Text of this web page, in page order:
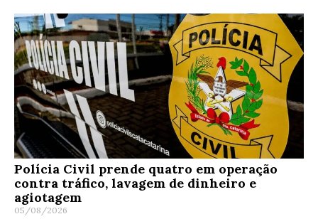
Polícia Civil prende quatro em operação
contra tráfico, lavagem de dinheiro e
agiotagem
05/08/2026